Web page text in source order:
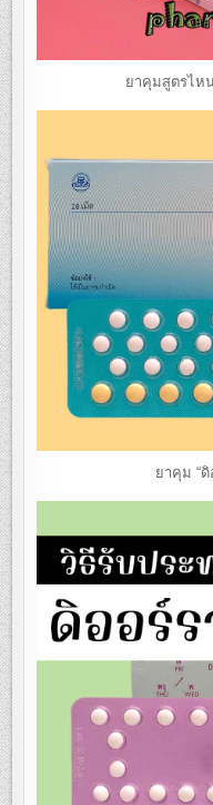
ยาคุมสูตรไห
ยาคุม “ดิ